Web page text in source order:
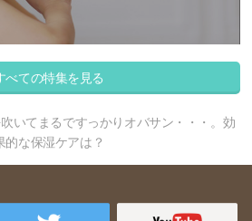
べての特集を見る
いてまるですっかりオバサン・・・。効
的な保湿ケアは？